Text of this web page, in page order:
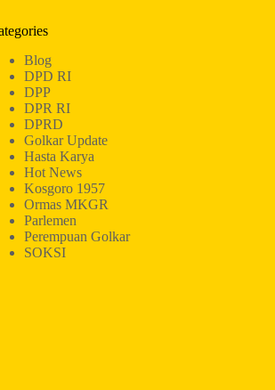
Blog
DPD RI
DPP
DPR RI
DPRD
Golkar Update
Hasta Karya
Hot News
Kosgoro 1957
Ormas MKGR
Parlemen
Perempuan Golkar
SOKSI